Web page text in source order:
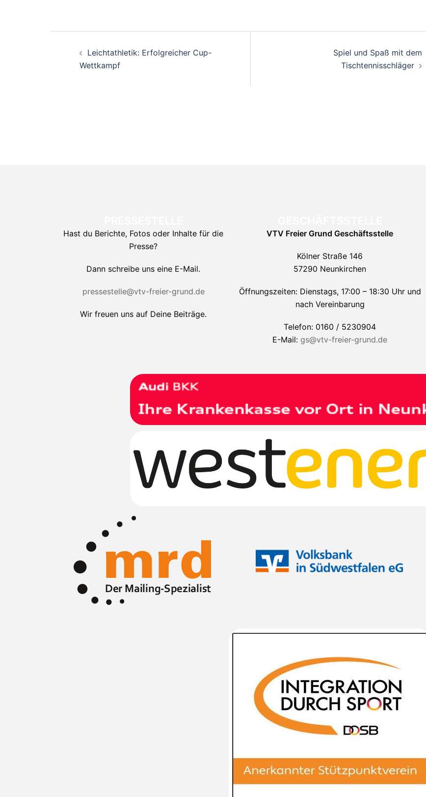
Beitragsnavigation
Leichtathletik: Erfolgreicher Cup-
Wettkampf
Spiel und Spaß mit dem
Tischtennisschläger
Hast du Berichte, Fotos oder Inhalte für die
Presse?
Dann schreibe uns eine E-Mail.
pressestelle@vtv-freier-grund.de
Wir freuen uns auf Deine Beiträge.
VTV Freier Grund Geschäftsstelle
Kölner Straße 146
57290 Neunkirchen
Öffnungszeiten: Dienstags, 17:00 – 18:30 Uhr und
nach Vereinbarung
Telefon: 0160 / 5230904
E-Mail: gs@vtv-freier-grund.de